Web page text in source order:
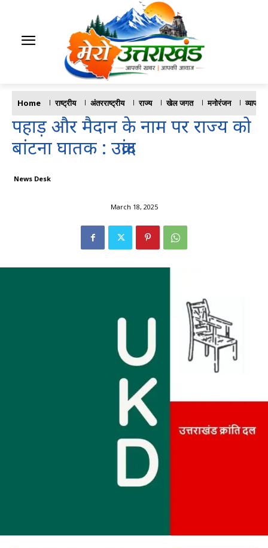
Home राष्ट्रीय अंतरराष्ट्रीय राज्य खेल जगत मनोरंजन व्यापार
पहाड़ और मैदान के नाम पर राज्य को
बांटना घातक : उक्रांद
News Desk
March 18, 2025